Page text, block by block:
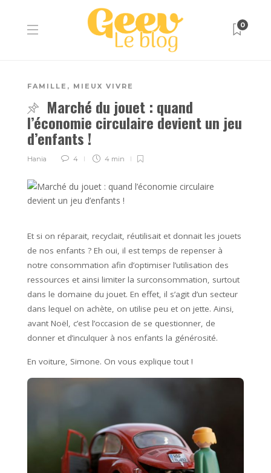
0
FAMILLE , MIEUX VIVRE
Marché du jouet : quand
l’économie circulaire devient un jeu
d’enfants !
Hania 4 4 min
Et si on réparait, recyclait, réutilisait et donnait les jouets
de nos enfants ? Eh oui, il est temps de repenser à
notre consommation afin d’optimiser l’utilisation des
ressources et ainsi limiter la surconsommation, surtout
dans le domaine du jouet. En effet, il s’agit d’un secteur
dans lequel on achète, on utilise peu et on jette. Ainsi,
avant Noël, c’est l’occasion de se questionner, de
donner et d’inculquer à nos enfants la générosité.
En voiture, Simone. On vous explique tout !